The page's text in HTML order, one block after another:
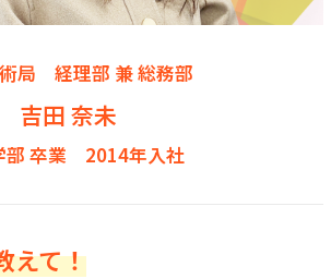
局 経理部 兼 総務部
吉田 奈未
部 卒業 2014年入社
えて！